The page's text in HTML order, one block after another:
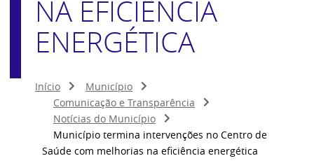
NA EFICIÊNCIA
ENERGÉTICA
Início
Município
Comunicação e Transparência
Notícias do Município
Município termina intervenções no Centro de
Saúde com melhorias na eficiência energética